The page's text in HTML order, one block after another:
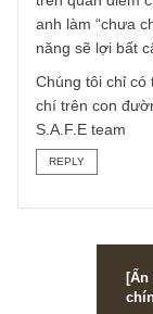
doanh nghiệp
owner).
có tầm nhìn
giũa cho mình
PTCB hay FA
đông bằng
trên quan
anh làm